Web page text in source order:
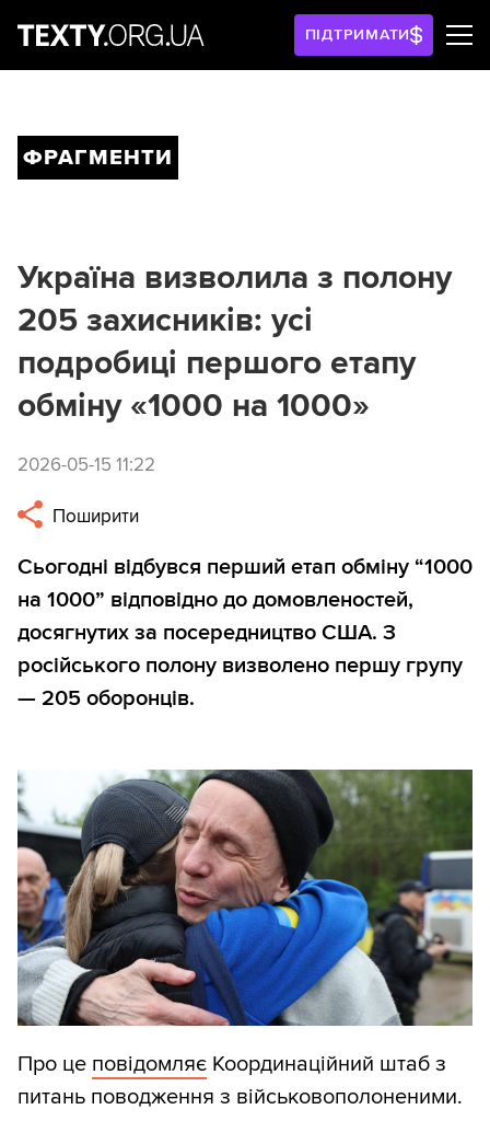
ПІДТРИМАТИ
ФРАГМЕНТИ
Україна визволила з полону
205 захисників: усі
подробиці першого етапу
обміну «1000 на 1000»
2026-05-15 11:22
Поширити
Сьогодні відбувся перший етап обміну “1000
на 1000” відповідно до домовленостей,
досягнутих за посередництво США. З
російського полону визволено першу групу
— 205 оборонців.
Про це повідомляє Координаційний штаб з
питань поводження з військовополоненими.